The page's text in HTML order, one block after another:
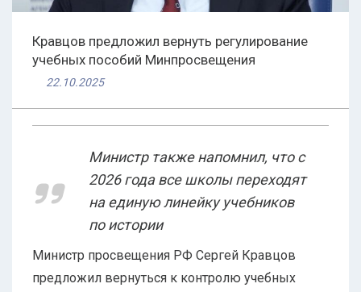
Кравцов предложил вернуть регулирование
учебных пособий Минпросвещения
22.10.2025
Министр также напомнил, что с
2026 года все школы переходят
на единую линейку учебников
по истории
Министр просвещения РФ Сергей Кравцов
предложил вернуться к контролю учебных